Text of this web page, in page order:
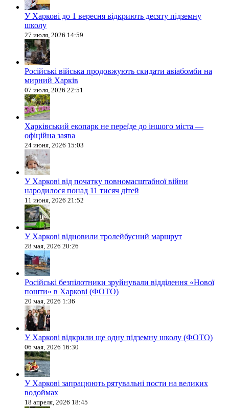
У Харкові до 1 вересня відкриють десяту підземну
школу
27 июля, 2026 14:59
Російські війська продовжують скидати авіабомби на
мирний Харків
07 июля, 2026 22:51
Харківський екопарк не переїде до іншого міста —
офіційна заява
24 июня, 2026 15:03
У Харкові від початку повномасштабної війни
народилося понад 11 тисяч дітей
11 июня, 2026 21:52
У Харкові відновили тролейбусний маршрут
28 мая, 2026 20:26
Російські безпілотники зруйнували відділення «Нової
пошти» в Харкові (ФОТО)
20 мая, 2026 1:36
У Харкові відкрили ще одну підземну школу (ФОТО)
06 мая, 2026 16:30
У Харкові запрацюють рятувальні пости на великих
водоймах
18 апреля, 2026 18:45